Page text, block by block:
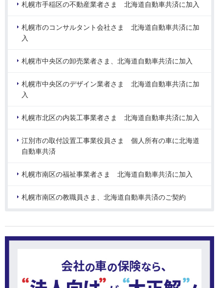
札幌市手稲区の不動産業者さま 北海道自動車共済に加入
札幌市のコンサルタント会社さま 北海道自動車共済に加
入
札幌市中央区の卸売業者さま、北海道自動車共済に加入
札幌市中央区のデザイン業者さま 北海道自動車共済に加
入
札幌市北区の内装工事業者さま 北海道自動車共済に加入
江別市の取付設置工事業役員さま 個人所有の車に北海道
自動車共済
札幌市南区の福祉事業者さま 北海道自動車共済に加入
札幌市南区の教職員さま、北海道自動車共済のご契約